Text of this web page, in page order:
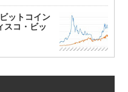
ットコイン
スコ・ビッ